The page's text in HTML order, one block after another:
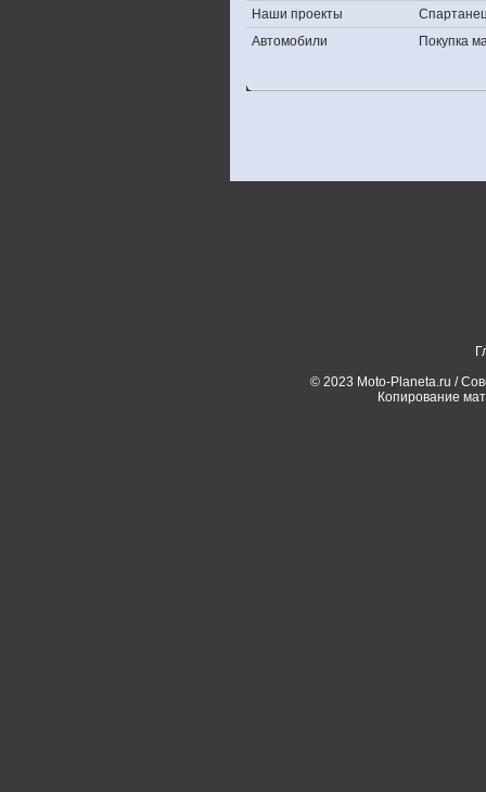
Наши проекты
Автомобили
Покупка
© 2023 Moto-Planeta.ru /
Копирование